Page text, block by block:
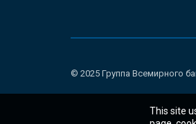
© 2025 Группа Всемирного
This site